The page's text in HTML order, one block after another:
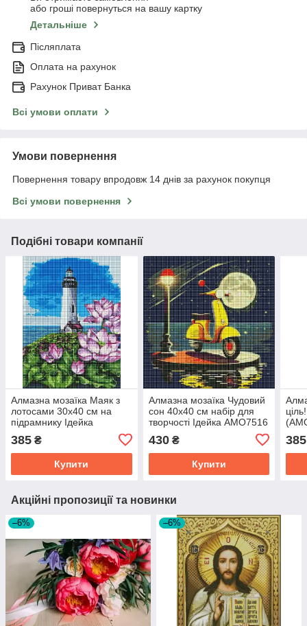
або гроші повернуться на вашу картку
Детальніше
Післяплата
Оплата на рахунок
Рахунок Приват Банка
Всі умови оплати
Умови повернення
Повернення товару впродовж 14 днів за рахунок покупця
Всі умови повернення
Подібні товари компанії
Алмазна мозаїка Маяк з
лотосами 30х40 см на
підрамнику Ідейка
385 ₴
Купити
Алмазна мозаїка Чудовий
сон 40х40 см набір для
творчості Ідейка AMO7516
430₴
Купити
385
Акційні пропозиції та новинки
–6% –6%